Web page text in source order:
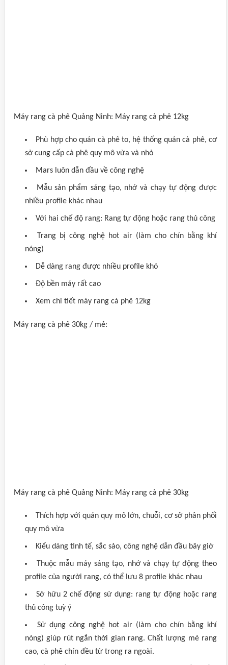
Máy rang cà phê Quảng Ninh: Máy rang cà phê 12kg
Phù hợp cho quán cà phê to, hệ thống quán cà phê, cơ
sở cung cấp cà phê quy mô vừa và nhỏ
Mars luôn dẫn đầu về công nghệ
Mẫu sản phẩm sáng tạo, nhớ và chạy tự động được
nhiều profile khác nhau
Với hai chế độ rang: Rang tự động hoặc rang thủ công
Trang bị công nghệ hot air (làm cho chín bằng khí
nóng)
Dễ dàng rang được nhiều profile khó
Độ bền máy rất cao
Xem chi tiết máy rang cà phê 12kg
Máy rang cà phê 30kg / mẻ:
Máy rang cà phê Quảng Ninh: Máy rang cà phê 30kg
Thích hợp với quán quy mô lớn, chuỗi, cơ sở phân phối
quy mô vừa
Kiểu dáng tinh tế, sắc sảo, công nghệ dẫn đầu bây giờ
Thuộc mẫu máy sáng tạo, nhớ và chạy tự động theo
profile của người rang, có thể lưu 8 profile khác nhau
Sở hữu 2 chế động sử dụng: rang tự động hoặc rang
thủ công tuỳ ý
Sử dụng công nghệ hot air (làm cho chín bằng khí
nóng) giúp rút ngắn thời gian rang. Chất lượng mẻ rang
cao, cà phê chín đều từ trong ra ngoài.